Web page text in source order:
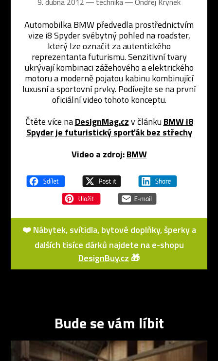
Automobilka BMW předvedla prostřednictvím
vize i8 Spyder svébytný pohled na roadster,
který lze označit za autentického
reprezentanta futurismu. Senzitivní tvary
ukrývají kombinaci zážehového a elektrického
motoru a moderně pojatou kabinu kombinující
luxusní a sportovní prvky. Podívejte se na první
oficiální video tohoto konceptu.
Čtěte více naDesignMag.czv článkuBMW i8
Spyder je futuristický sporťák bez střechy
Video a zdroj: BMW
❤️ Nábytek, svítidla, bytové doplňky, šperky a
dalších tisíce dárků najdete na e-shopu
DesignBuy.cz 🎁
Bude se vám líbit